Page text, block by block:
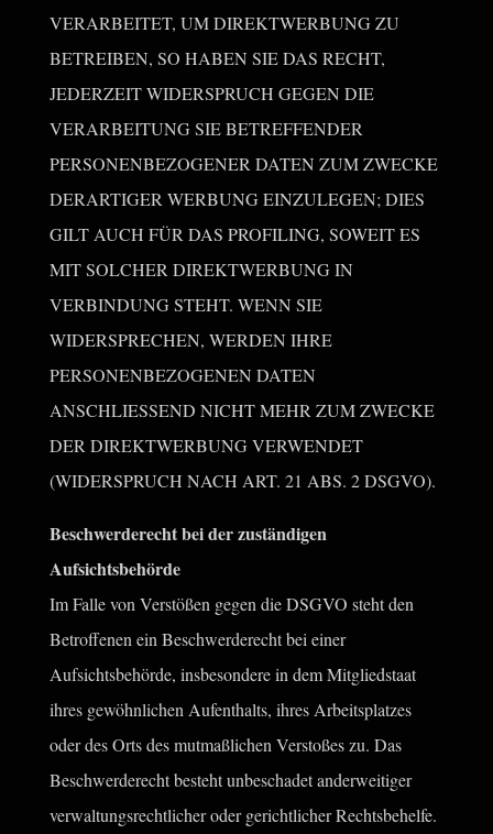
VERARBEITET, UM DIREKTWERBUNG ZU
BETREIBEN, SO HABEN SIE DAS RECHT,
JEDERZEIT WIDERSPRUCH GEGEN DIE
VERARBEITUNG SIE BETREFFENDER
PERSONENBEZOGENER DATEN ZUM ZWECKE
DERARTIGER WERBUNG EINZULEGEN; DIES
GILT AUCH FÜR DAS PROFILING, SOWEIT ES
MIT SOLCHER DIREKTWERBUNG IN
VERBINDUNG STEHT. WENN SIE
WIDERSPRECHEN, WERDEN IHRE
PERSONENBEZOGENEN DATEN
ANSCHLIESSEND NICHT MEHR ZUM ZWECKE
DER DIREKTWERBUNG VERWENDET
(WIDERSPRUCH NACH ART. 21 ABS. 2 DSGVO).
Beschwerderecht bei der zuständigen
Aufsichtsbehörde
Im Falle von Verstößen gegen die DSGVO steht den
Betroffenen ein Beschwerderecht bei einer
Aufsichtsbehörde, insbesondere in dem Mitgliedstaat
ihres gewöhnlichen Aufenthalts, ihres Arbeitsplatzes
oder des Orts des mutmaßlichen Verstoßes zu. Das
Beschwerderecht besteht unbeschadet anderweitiger
verwaltungsrechtlicher oder gerichtlicher Rechtsbehelfe.